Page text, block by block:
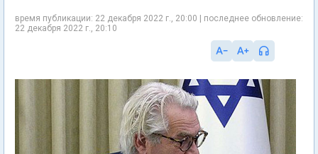
время публикации: 22 декабря 2022 г., 20:00 | последнее обновление:
22 декабря 2022 г., 20:10